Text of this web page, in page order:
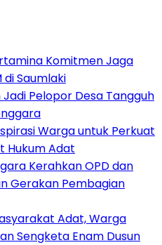
Komitmen Jaga
di Saumlaki
Pelopor Desa Tangguh
Warga untuk Perkuat
Hukum Adat
Kerahkan OPD dan
Gerakan Pembagian
Adat, Warga
Sengketa Enam Dusun